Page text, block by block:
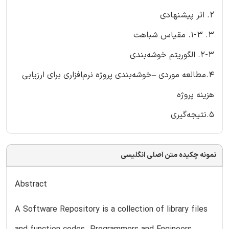
2. اثر پیشنهادی
3. 1-3. مقیاس شباهت
2-3. الگوریتم خوشه‌بندی
4.مطالعه موردی –خوشه‌بندی پروژه نرم‌افزاری برای ارزیابی
هزینه پروژه
5.نتیجه‌گیری
نمونه چکیده متن اصلی انگلیسی
Abstract
A Software Repository is a collection of library files